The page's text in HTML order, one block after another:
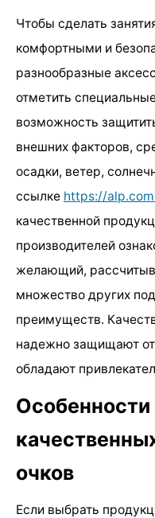
Чтобы сделать
комфортными и
разнообразные
отметить
возможность
внешних факторов,
осадки, ветер,
ссылке https://
качественной
производителей
желающий,
множество других
преимуществ.
надежно защищают от
обладают
очков
Если выбрать